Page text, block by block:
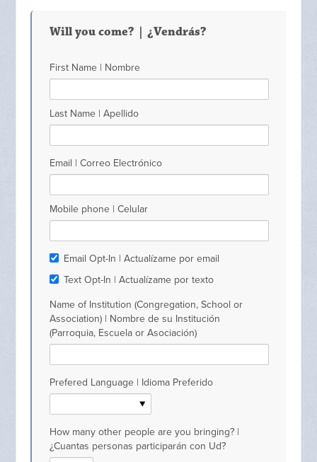
Will you come? | ¿Vendrás?
First Name | Nombre
Last Name | Apellido
Email | Correo Electrónico
Mobile phone | Celular
Email Opt-In | Actualízame por email
Text Opt-In | Actualízame por texto
Name of Institution (Congregation, School or
Association) | Nombre de su Institución
(Parroquia, Escuela or Asociación)
Prefered Language | Idioma Preferido
How many other people are you bringing? |
¿Cuantas personas participarán con Ud?